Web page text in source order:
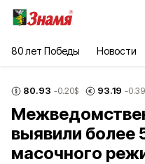
80 лет Победы Новости
80.93 -0.20$ 93.19 -0.39
выявили более
масочного